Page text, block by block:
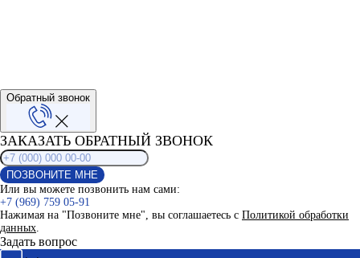
Обратный звонок
ЗАКАЗАТЬ ОБРАТНЫЙ ЗВОНОК
ПОЗВОНИТЕ МНЕ
Или вы можете позвонить нам сами:
+7 (969) 759 05-91
Нажимая на "Позвоните мне", вы соглашаетесь с Политикой обработки
данных.
Задать вопрос